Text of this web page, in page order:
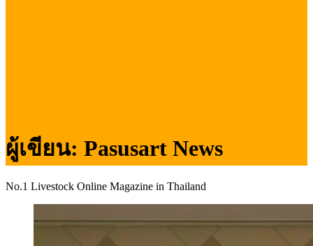
ผู้เขียน: Pasusart News
No.1 Livestock Online Magazine in Thailand